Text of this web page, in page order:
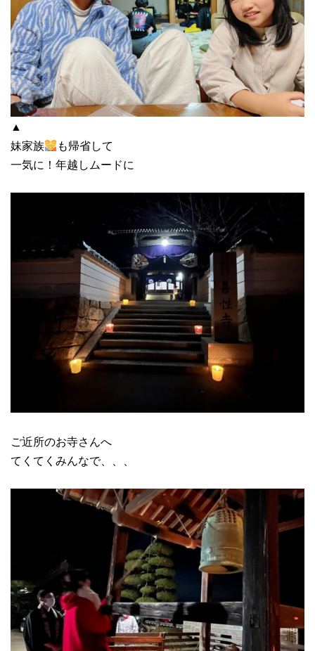
▲
妹家族
も帰省して
一気に！年越しムードに
ご近所のお寺さんへ
てくてくみんなで、、、